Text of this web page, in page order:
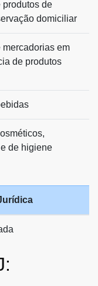
produtos de
domiciliar
em
de produtos
de higiene